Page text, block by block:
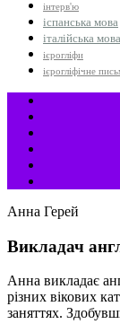
інтерв'ю
іспанська мова
італійська мова
ієрогліфи
ієрогліфічне
Анна Герей
Викладач
Анна викладає
різних вікових
заняттях.